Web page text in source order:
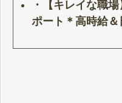
・【キレイな職
ポート＊高時給＆